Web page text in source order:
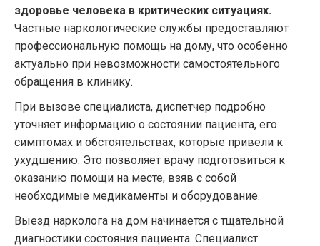
здоровье человека в критических ситуациях.
Частные наркологические службы предоставляют
профессиональную помощь на дому, что особенно
актуально при невозможности самостоятельного
обращения в клинику.
При вызове специалиста, диспетчер подробно
уточняет информацию о состоянии пациента, его
симптомах и обстоятельствах, которые привели к
ухудшению. Это позволяет врачу подготовиться к
оказанию помощи на месте, взяв с собой
необходимые медикаменты и оборудование.
Выезд нарколога на дом начинается с тщательной
диагностики состояния пациента. Специалист